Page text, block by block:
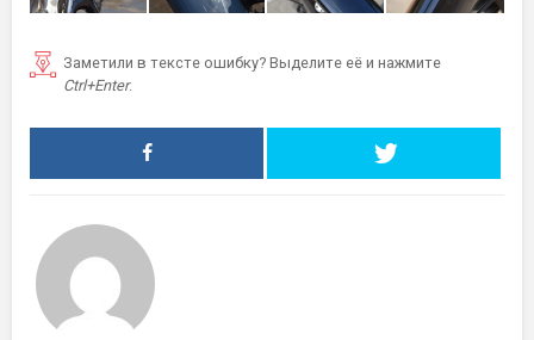
Заметили в тексте ошибку? Выделите её и нажмите
Ctrl+Enter.